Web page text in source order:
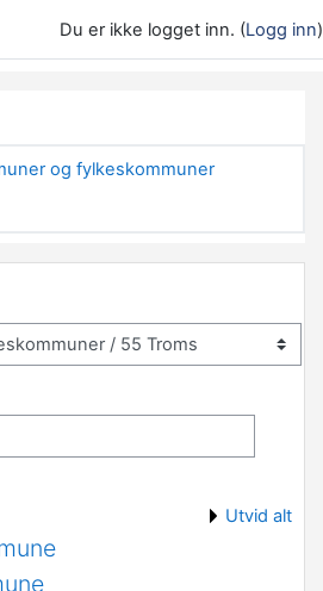
Du er ikke logget inn. (Logg inn)
og fylkeskommuner
Utvid alt